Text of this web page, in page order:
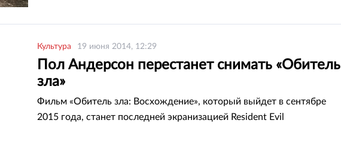
Культура 19 июня 2014, 12:29
Пол Андерсон перестанет снимать «Обитель
зла»
Фильм «Обитель зла: Восхождение», который выйдет в сентябре
2015 года, станет последней экранизацией Resident Evil